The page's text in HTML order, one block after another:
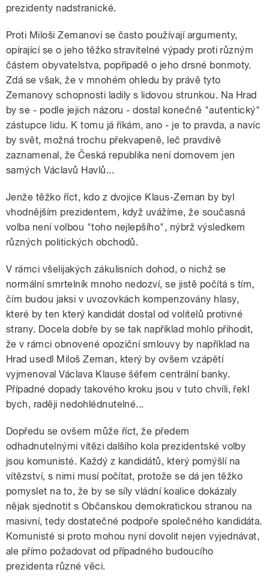
prezidenty nadstranické.
Proti Miloši Zemanovi se často používají argumenty,
opírající se o jeho těžko stravitelné výpady proti různým
částem obyvatelstva, popřípadě o jeho drsné bonmoty.
Zdá se však, že v mnohém ohledu by právě tyto
Zemanovy schopnosti ladily s lidovou strunkou. Na Hrad
by se - podle jejich názoru - dostal konečně "autentický"
zástupce lidu. K tomu já říkám, ano - je to pravda, a navíc
by svět, možná trochu překvapeně, leč pravdivě
zaznamenal, že Česká republika není domovem jen
samých Václavů Havlů...
Jenže těžko říct, kdo z dvojice Klaus-Zeman by byl
vhodnějším prezidentem, když uvážíme, že současná
volba není volbou "toho nejlepšího", nýbrž výsledkem
různých politických obchodů.
V rámci všelijakých zákulisních dohod, o nichž se
normální smrtelník mnoho nedozví, se jistě počítá s tím,
čím budou jaksi v uvozovkách kompenzovány hlasy,
které by ten který kandidát dostal od volitelů protivné
strany. Docela dobře by se tak například mohlo přihodit,
že v rámci obnovené opoziční smlouvy by například na
Hrad usedl Miloš Zeman, který by ovšem vzápětí
vyjmenoval Václava Klause šéfem centrální banky.
Případné dopady takového kroku jsou v tuto chvíli, řekl
bych, raději nedohlédnutelné...
Dopředu se ovšem může říct, že předem
odhadnutelnými vítězi dalšího kola prezidentské volby
jsou komunisté. Každý z kandidátů, který pomýšlí na
vítězství, s nimi musí počítat, protože se dá jen těžko
pomyslet na to, že by se síly vládní koalice dokázaly
nějak sjednotit s Občanskou demokratickou stranou na
masivní, tedy dostatečné podpoře společného kandidáta.
Komunisté si proto mohou nyní dovolit nejen vyjednávat,
ale přímo požadovat od případného budoucího
prezidenta různé věci.